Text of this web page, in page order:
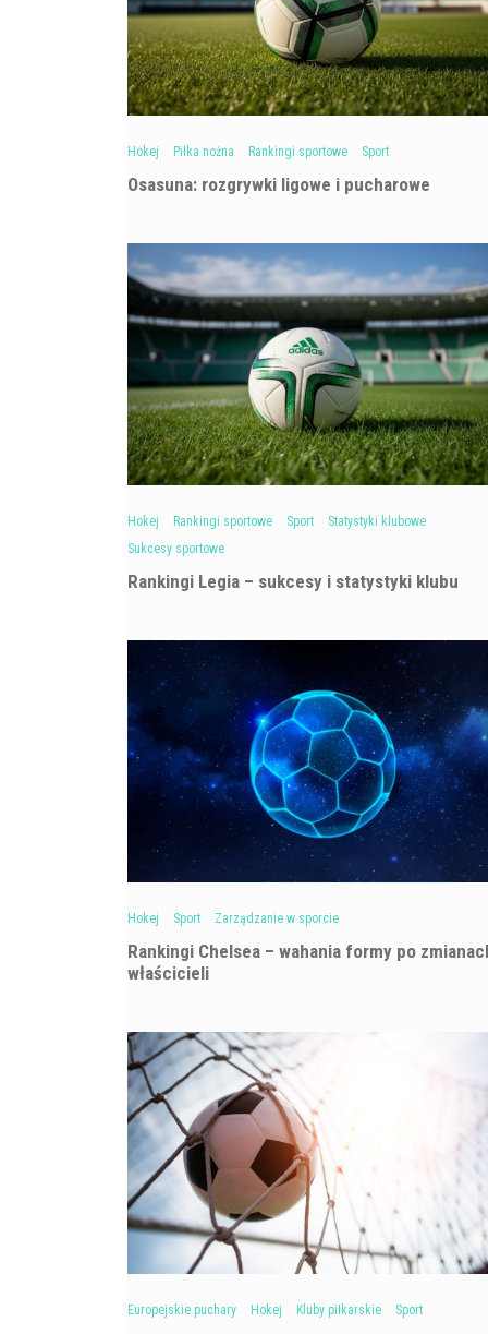
Hokej Piłka nożna Rankingi sportowe Sport
Osasuna: rozgrywki ligowe i pucharowe
Hokej Rankingi sportowe Sport
Statystyki klubowe
Sukcesy sportowe
Rankingi Legia – sukcesy i statystyki klubu
Hokej Sport Zarządzanie w sporcie
Rankingi Chelsea – wahania formy po
właścicieli
Europejskie puchary Hokej Kluby piłkarskie Sport